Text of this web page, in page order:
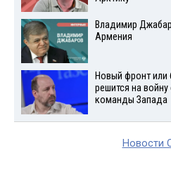
Владимир
Армения
Новый фронт или
решится на
команды Запада
Новости